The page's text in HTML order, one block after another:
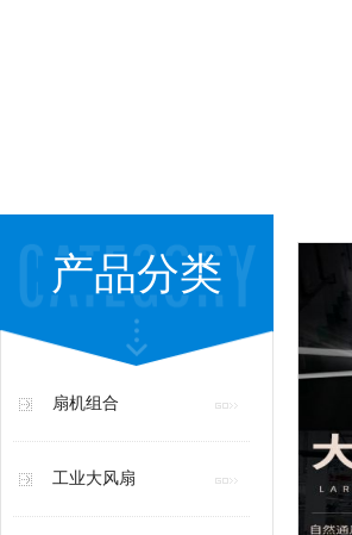
产品分类
扇机组合
工业大风扇